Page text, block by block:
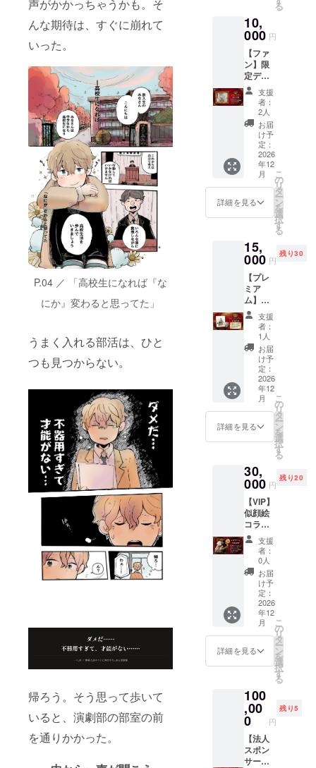
声がかかっちゃうかも。そ
んな期待は、すぐに崩れて
いった。
P.04 ／ 「高校生になれば『な
にか』変わると思ってた」
うまく入れる部活は、ひと
つも見つからない。
帰ろう。そう思って歩いて
いると、演劇部の部室の前
を通りかかった。
も大き
な力に
す。
【リ
ターン
内容】
お礼
メッ
セージ
（メー
ル送
付） 限
定デジ
タル壁
（スマ
ホ/PC
事項】
※デジタ
ルデー
タのた
め郵送
はあり
ませ
ん。
メール
でお届
けしま
す。
お礼
メッ
セージ
もお届
けしま
す。
【リ
ターン
内容】
電子書
籍の先
行購読
（支援
者限定
Web
ページ
で一般
お礼
メッ
（メー
ル送
付）
【注意
事項】
※先行購
読は支
援者限
定の
Web
ページ
URLを
でお送
りしま
籍の一
般発売
は全国
約200の
電子書
店にて
予定。
末「サ
ポー
ター一
覧」に
お名前
が掲載
されま
す。 あ
なたの
名前が
作品の
一部と
して永
く残り
ます。
先行購
読とお
れま
す。
【リ
ターン
内容】
エンド
クレ
ジット
にお名
前掲載
（電子
書籍巻
末「サ
ポー
ター一
覧」）
電子書
メッ
セージ
ル送
付）
【注意
事項】
※お名前
はニッ
クネー
ム・ペ
ンネー
ムでも
掲載可
能で
プロ
ジェク
希望の
お名前
を確認
いただ
きま
す。 ※
る
10,
000 円
【ファ
ン】限
定デジ
タルイ
ラスト
+ クレ
ジット
+ 先行
購読 +
お礼 あ
ばちょ
さんの
描き下
ろしイ
ラスト
を手に
い方
へ。 本
プロ
ジェク
トのた
めに新
たに描
き下ろ
した限
定イラ
ストを
デジタ
ルデー
タでお
届けし
ます。
ここで
別なイ
ラスト
です。
エンド
クレ
ジット
掲載、
先行購
読、お
礼メッ
セージ
も含ま
れま
す。
【リ
ターン
内容】
ト（本
プロ
ジェク
ト描き
下ろ
し・高
解像度
支援
者：
2人
お届
け予
定：
2026
年12
月
詳細を見る
こ
の
リ
タ
ー
ン
を
選
択
す
る
15,
000 円
残り30
【プレ
ミア
ム】描
き下ろ
しミニ
色紙 +
イラス
ト + ク
レジッ
ト + 先
行購読
+ お礼
世界に
ひとつ
だけの
ミニ色
に入れ
たい方
へ。 あ
ばちょ
さんが
一枚一
枚手描
きで仕
上げ
る、サ
イン入
りミニ
色紙を
お届け
しま
す。 世
界にひ
のため
の一枚
です。
限定デ
ジタル
イラス
ト、エ
支援
者：
1人
お届
け予
定：
2026
年12
月
詳細を見る
こ
の
リ
タ
ー
ン
を
選
択
す
る
30,
000 円
残り20
【VIP】
似顔絵
コラボ
イラス
ト + ミ
ニ色紙
+ イラ
スト +
クレ
ジット
+ 先行
購読 +
お礼 あ
なただ
けの特
別な一
に入れ
たい方
へ。 お
写真を
もと
に、あ
ばちょ
支援
者：
0人
お届
け予
定：
2026
年12
月
詳細を見る
こ
の
リ
タ
ー
ン
を
選
択
す
る
100
,00
0 円
残り5
【法人
スポン
サー】